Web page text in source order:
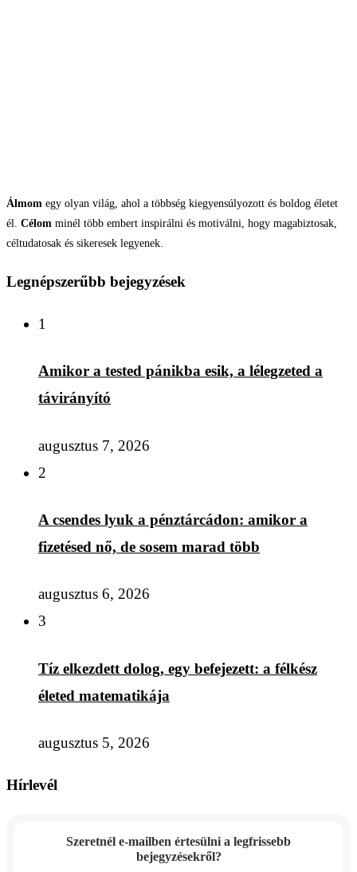
Álmom egy olyan világ, ahol a többség kiegyensúlyozott és boldog életet
él. Célom minél több embert inspirálni és motiválni, hogy magabiztosak,
céltudatosak és sikeresek legyenek.
Legnépszerűbb bejegyzések
1
Amikor a tested pánikba esik, a lélegzeted a
távirányító
augusztus 7, 2026
2
A csendes lyuk a pénztárcádon: amikor a
fizetésed nő, de sosem marad több
augusztus 6, 2026
3
Tíz elkezdett dolog, egy befejezett: a félkész
életed matematikája
augusztus 5, 2026
Hírlevél
Szeretnél e-mailben értesülni a legfrissebb
bejegyzésekről?